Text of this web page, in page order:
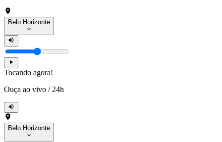
Belo Horizonte
Tocando agora!
Ouça ao vivo / 24h
Belo Horizonte